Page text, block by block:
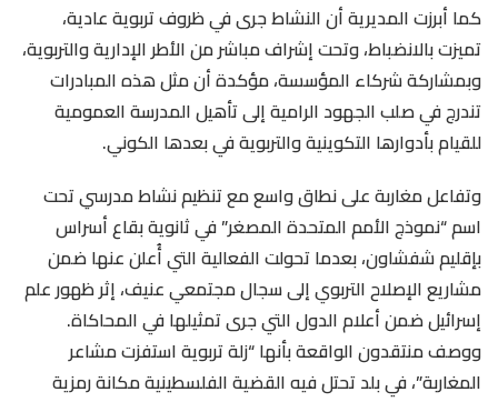
كما أبرزت المديرية أن النشاط جرى في ظروف تربوية عادية،
تميزت بالانضباط، وتحت إشراف مباشر من الأطر الإدارية والتربوية،
وبمشاركة شركاء المؤسسة، مؤكدة أن مثل هذه المبادرات
تندرج في صلب الجهود الرامية إلى تأهيل المدرسة العمومية
للقيام بأدوارها التكوينية والتربوية في بعدها الكوني.
وتفاعل مغاربة على نطاق واسع مع تنظيم نشاط مدرسي تحت
اسم “نموذج الأمم المتحدة المصغر” في ثانوية بقاع أسراس
بإقليم شفشاون، بعدما تحولت الفعالية التي أُعلن عنها ضمن
مشاريع الإصلاح التربوي إلى سجال مجتمعي عنيف، إثر ظهور علم
إسرائيل ضمن أعلام الدول التي جرى تمثيلها في المحاكاة.
ووصف منتقدون الواقعة بأنها “زلة تربوية استفزت مشاعر
المغاربة”، في بلد تحتل فيه القضية الفلسطينية مكانة رمزية